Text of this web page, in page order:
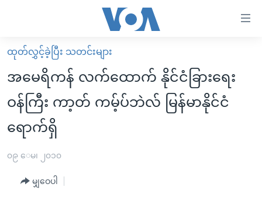
လွယ်ကူ
စေ
သည့်
Link
များ
ပင်မ
မူလစာမျက်နှာ
မြန်မာ
ကမ္ဘာ့သတင်းများ
နိုင်ငံတကာ
အစ္စရေး-ပါလက်စတိုင်း
ဗွီဒီယို
အင်္ဂလိပ်စာလေ့လာမယ်
ထုတ်လွှင့်ခဲ့ပြီး သတင်းများ
အမေရိကန် လက်ထောက် နိုင်ငံခြားရေး
ဝန်ကြီး ကာ့တ် ကမ့်ပ်ဘဲလ် မြန်မာနိုင်ငံ
ရောက်ရှိ
၀၉ ေမ၊ ၂၀၁၀
မျှဝေပါ